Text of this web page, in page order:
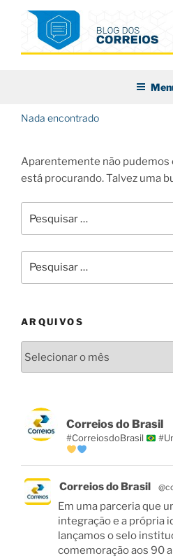
conteúdo
Nada encontrado
Aparentemente não pudemos
está procurando. Talvez uma
por:
por:
ARQUIVOS
Correios do Brasil
#CorreiosdoBrasil
Correios do Brasil
Em uma parceria que
integração e a própria
lançamos o selo
comemoração aos 90